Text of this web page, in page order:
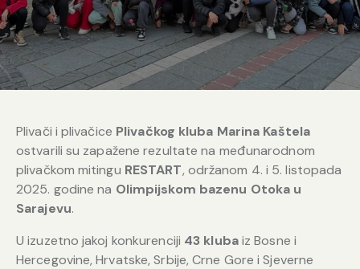
Plivači i plivačice Plivačkog kluba Marina Kaštela
ostvarili su zapažene rezultate na međunarodnom
plivačkom mitingu RESTART, održanom 4. i 5. listopada
2025. godine na Olimpijskom bazenu Otoka u
Sarajevu.
U izuzetno jakoj konkurenciji 43 klubaiz Bosne i
Hercegovine, Hrvatske, Srbije, Crne Gore i Sjeverne